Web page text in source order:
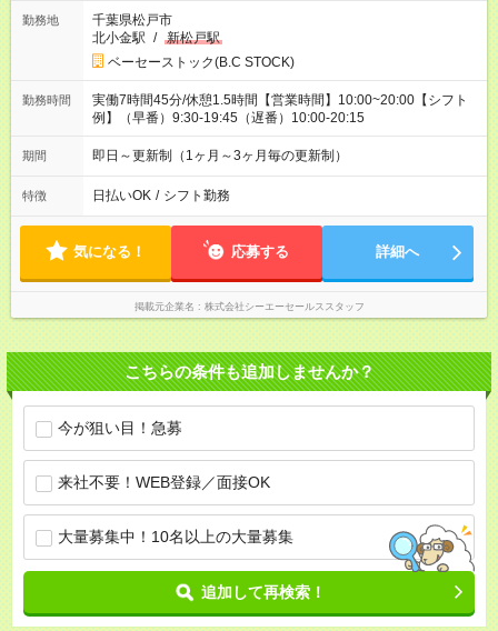
勤務地
千葉県松戸市
北小金駅 / 新松戸駅
ベーセーストック(B.C STOCK)
勤務時間
実働7時間45分/休憩1.5時間【営業時間】10:00~20:00【シフト
例】（早番）9:30-19:45（遅番）10:00-20:15
期間 即日～更新制（1ヶ月～3ヶ月毎の更新制）
特徴 日払いOK / シフト勤務
気になる！ 応募する 詳細へ
掲載元企業名 株式会社シーエーセールススタッフ
こちらの条件も追加しませんか？
今が狙い目！急募
来社不要！WEB登録／面接OK
大量募集中！10名以上の大量募集
追加して再検索！